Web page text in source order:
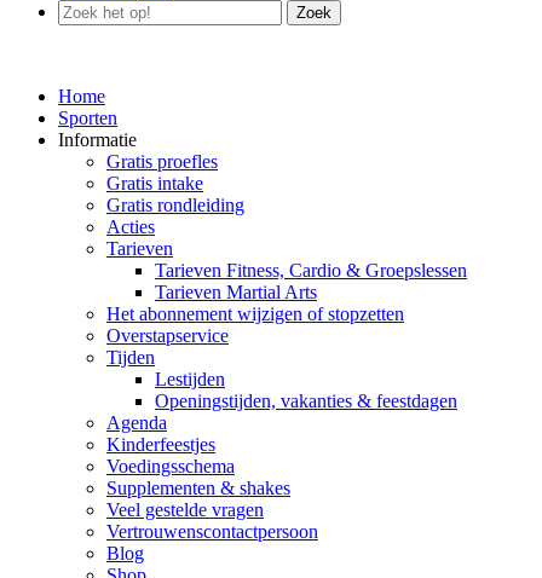
Zoek
Home
Sporten
Informatie
Gratis proefles
Gratis intake
Gratis rondleiding
Acties
Tarieven
Tarieven Fitness, Cardio & Groepslessen
Tarieven Martial Arts
Het abonnement wijzigen of stopzetten
Overstapservice
Tijden
Lestijden
Openingstijden, vakanties & feestdagen
Agenda
Kinderfeestjes
Voedingsschema
Supplementen & shakes
Veel gestelde vragen
Vertrouwenscontactpersoon
Blog